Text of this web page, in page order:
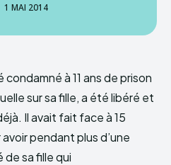
1 MAI 2014
à 11 ans de prison
sur sa fille, a été libéré et
Il avait fait face à 15
pendant plus d’une
de sa fille qui